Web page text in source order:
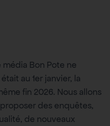
média Bon Pote ne
au 1er janvier, la
fin 2026. Nous allons
des enquêtes,
de nouveaux